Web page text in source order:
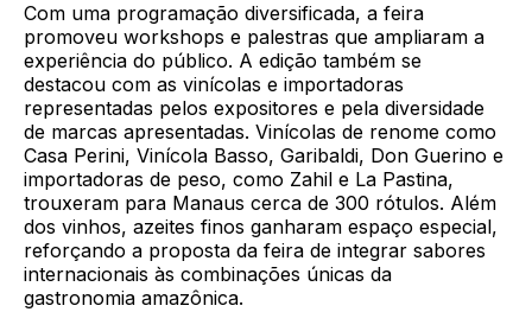
Com uma programação diversificada, a feira
promoveu workshops e palestras que ampliaram a
experiência do público. A edição também se
destacou com as vinícolas e importadoras
representadas pelos expositores e pela diversidade
de marcas apresentadas. Vinícolas de renome como
Casa Perini, Vinícola Basso, Garibaldi, Don Guerino e
importadoras de peso, como Zahil e La Pastina,
trouxeram para Manaus cerca de 300 rótulos. Além
dos vinhos, azeites finos ganharam espaço especial,
reforçando a proposta da feira de integrar sabores
internacionais às combinações únicas da
gastronomia amazônica.